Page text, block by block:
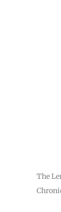
The